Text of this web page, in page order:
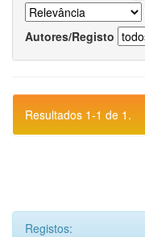
Autores/Registo
Resultados 1-1 de 1.
Registos: